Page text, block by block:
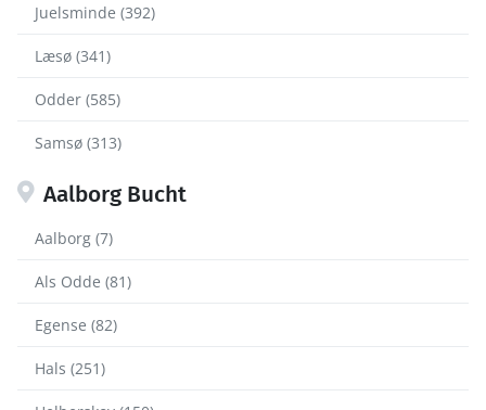
Juelsminde (392)
Læsø (341)
Odder (585)
Samsø (313)
Aalborg Bucht
Aalborg (7)
Als Odde (81)
Egense (82)
Hals (251)